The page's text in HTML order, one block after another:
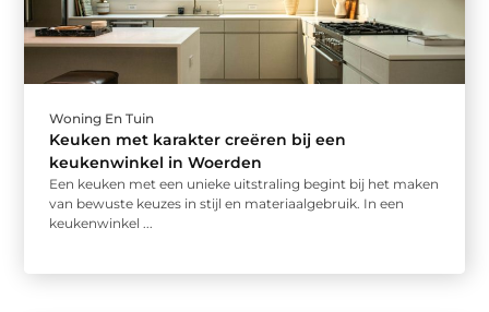
Woning En Tuin
Keuken met karakter creëren bij een
keukenwinkel in Woerden
Een keuken met een unieke uitstraling begint bij het maken
van bewuste keuzes in stijl en materiaalgebruik. In een
keukenwinkel ...